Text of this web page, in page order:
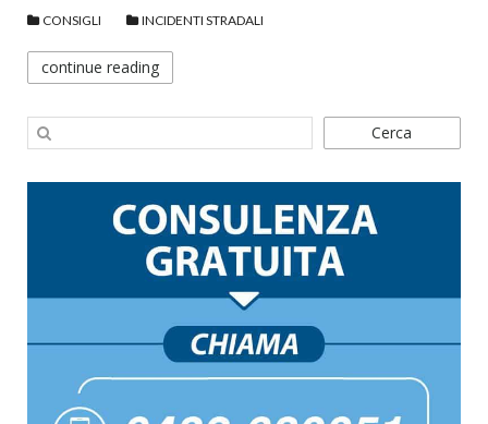
CONSIGLI INCIDENTI STRADALI
continue reading
Cerca